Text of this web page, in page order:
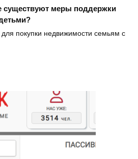
существуют меры поддержки
для покупки недвижимости семьям с